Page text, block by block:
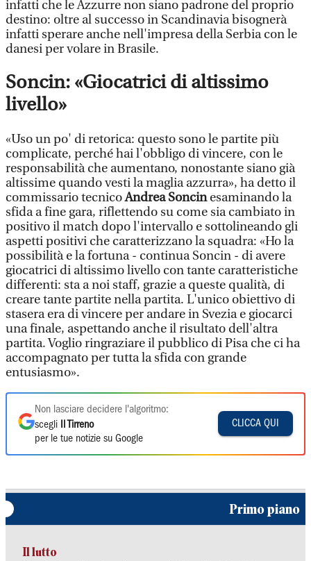
infatti che le Azzurre non siano padrone del proprio
destino: oltre al successo in Scandinavia bisognerà
infatti sperare anche nell'impresa della Serbia con le
danesi per volare in Brasile.
Soncin: «Giocatrici di altissimo
livello»
«Uso un po' di retorica: questo sono le partite più
complicate, perché hai l'obbligo di vincere, con le
responsabilità che aumentano, nonostante siano già
altissime quando vesti la maglia azzurra», ha detto il
commissario tecnicoAndrea Soncinesaminando la
sfida a fine gara, riflettendo su come sia cambiato in
positivo il match dopo l'intervallo e sottolineando gli
aspetti positivi che caratterizzano la squadra: «Ho la
possibilità e la fortuna - continua Soncin - di avere
giocatrici di altissimo livello con tante caratteristiche
differenti: sta a noi staff, grazie a queste qualità, di
creare tante partite nella partita. L'unico obiettivo di
stasera era di vincere per andare in Svezia e giocarci
una finale, aspettando anche il risultato dell'altra
partita. Voglio ringraziare il pubblico di Pisa che ci ha
accompagnato per tutta la sfida con grande
entusiasmo».
Non lasciare decidere l'algoritmo:
scegli
Il Tirreno
per le tue notizie su Google
CLICCA QUI
Primo piano
Il lutto